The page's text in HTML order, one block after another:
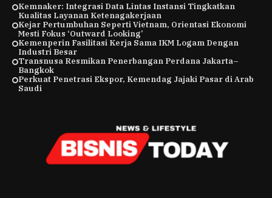
Kemnaker: Integrasi Data Lintas Instansi Tingkatkan
Kualitas Layanan Ketenagakerjaan
Kejar Pertumbuhan Seperti Vietnam, Orientasi Ekonomi
Mesti Fokus ‘Outward Looking’
Kemenperin Fasilitasi Kerja Sama IKM Logam Dengan
Industri Besar
Transnusa Resmikan Penerbangan Perdana Jakarta–
Bangkok
Perkuat Penetrasi Ekspor, Kemendag Jajaki Pasar di Arab
Saudi